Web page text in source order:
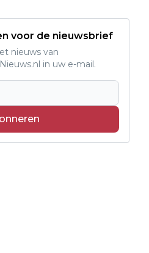
voor de nieuwsbrief
nieuws van
in uw e-mail.